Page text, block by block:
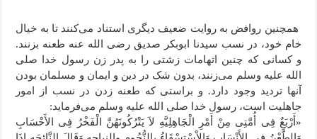
همچنین روافض به روایت ضعیف دیگری استناد می‌کنند تا به خیال
خام خود، در نسب سیدنا ابوبکر صدیق رضی الله عنه طعنه بزنند.
و کسانی که چنین اتهامات زشتی را به پدر زن رسول خدا صلی
الله علیه وسلم می‌زنند، بدون شک در دین و ایمان و مسلمان بودن
آنها تردید وجود دارد. و براستی که طعنه زدن در نسب از امور
جاهلیت است، رسول خدا صلی الله علیه وسلم می‌فرماید:
«أَرْبَعٌ فِی أُمَّتِی مِنْ أَمْرِ الْجَاهِلِیَّهِ لاَ یَتْرُکُونَهُنَّ الْفَخْرُ فِی الأَحْسَابِ